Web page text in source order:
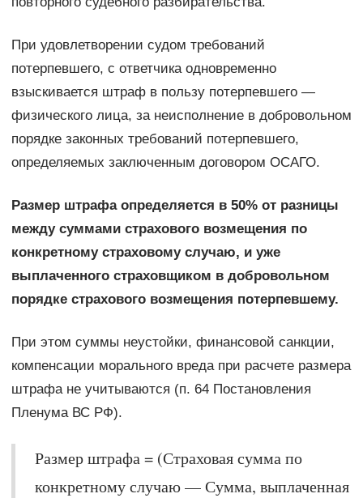
При удовлетворении судом требований
потерпевшего, с ответчика одновременно
взыскивается штраф в пользу потерпевшего —
физического лица, за неисполнение в добровольном
порядке законных требований потерпевшего,
определяемых заключенным договором ОСАГО.
Размер штрафа определяется в 50% от разницы
между суммами страхового возмещения по
конкретному страховому случаю, и уже
выплаченного страховщиком в добровольном
порядке страхового возмещения потерпевшему.
При этом суммы неустойки, финансовой санкции,
компенсации морального вреда при расчете размера
штрафа не учитываются (п. 64 Постановления
Пленума ВС РФ).
Размер штрафа = (Страховая сумма по
конкретному случаю — Сумма, выплаченная